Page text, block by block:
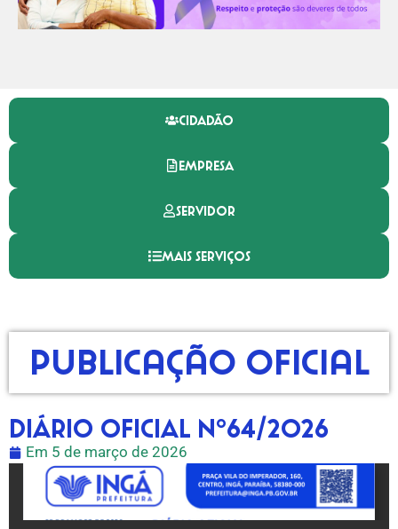
CIDADÃO
EMPRESA
SERVIDOR
MAIS SERVIÇOS
Publicação Oficial
DIÁRIO OFICIAL Nº64/2026
Em 5 de março de 2026